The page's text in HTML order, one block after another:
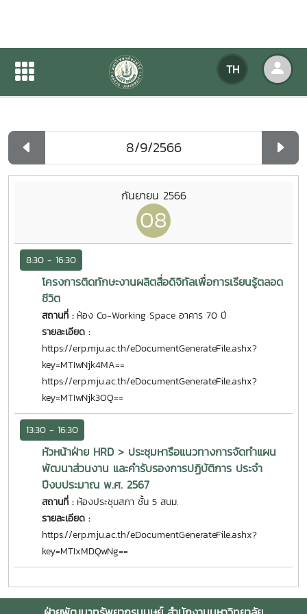
TH
ปฏิทินกิจกรรมของหน่วยงาน
ปฏิทินกิจกรรมของหน่วยงาน
กันยายน 2566
08
8:30 - 16:30
โครงการติดทักษะงานผลิตสื่อดิจิทัลเพื่อการเรียนรู้ตลอด
ชีวิต
สถานที่ : ห้อง Co-Working Space อาคาร 70 ปี
รายละเอียด :
https://erp.mju.ac.th/eDocumentGenerateFile.ashx?
key=MTIwNjk4MA==
https://erp.mju.ac.th/eDocumentGenerateFile.ashx?
key=MTIwNjk3OQ==
13:30 - 16:30
หัวหน้าฝ่าย HRD > ประชุมหารือแนวทางการจัดทำแผน
พัฒนาส่วนงาน และคำรับรองการปฏิบัติการ ประจำ
ปีงบประมาณ พ.ศ. 2567
สถานที่ : ห้องประชุมสภา ชั้น 5 สนม.
รายละเอียด :
https://erp.mju.ac.th/eDocumentGenerateFile.ashx?
key=MTIxMDQwNg==